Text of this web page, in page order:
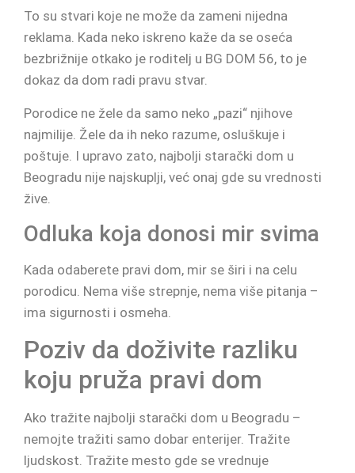
To su stvari koje ne može da zameni nijedna
reklama. Kada neko iskreno kaže da se oseća
bezbrižnije otkako je roditelj u BG DOM 56, to je
dokaz da dom radi pravu stvar.
Porodice ne žele da samo neko „pazi“ njihove
najmilije. Žele da ih neko razume, osluškuje i
poštuje. I upravo zato, najbolji starački dom u
Beogradu nije najskuplji, već onaj gde su vrednosti
žive.
Odluka koja donosi mir svima
Kada odaberete pravi dom, mir se širi i na celu
porodicu. Nema više strepnje, nema više pitanja –
ima sigurnosti i osmeha.
Poziv da doživite razliku
koju pruža pravi dom
Ako tražite najbolji starački dom u Beogradu –
nemojte tražiti samo dobar enterijer. Tražite
ljudskost. Tražite mesto gde se vrednuje